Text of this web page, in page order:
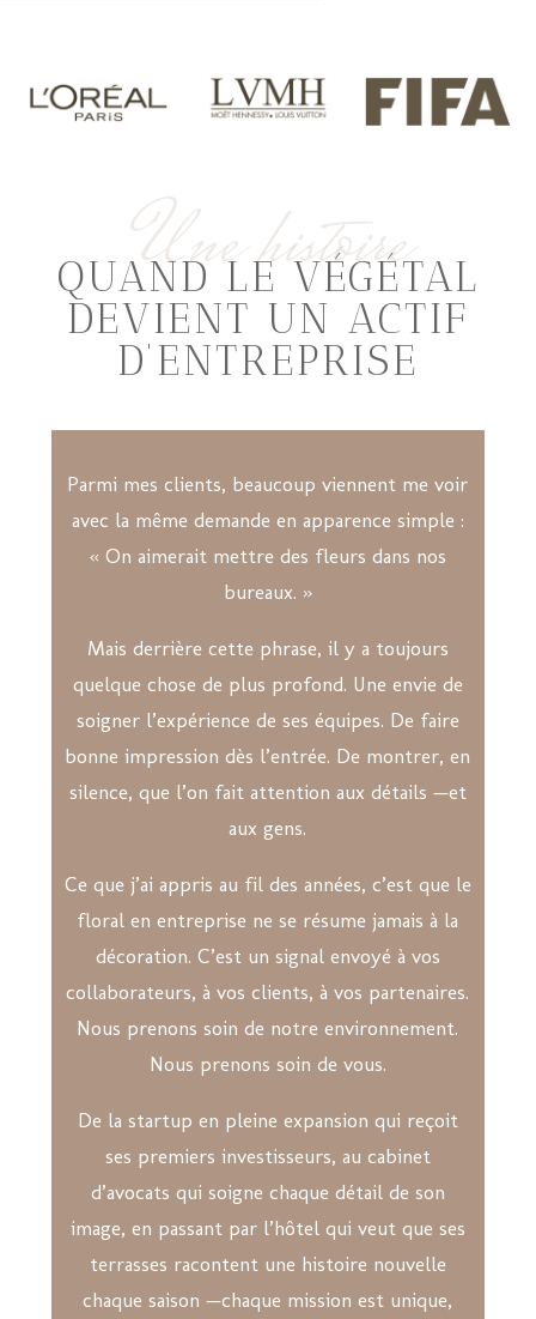
Une histoire
QUAND LE VÉGÉTAL
DEVIENT UN ACTIF
D’ENTREPRISE
Parmi mes clients, beaucoup viennent me voir
avec la même demande en apparence simple :
« On aimerait mettre des fleurs dans nos
bureaux. »
Mais derrière cette phrase, il y a toujours
quelque chose de plus profond. Une envie de
soigner l’expérience de ses équipes. De faire
bonne impression dès l’entrée. De montrer, en
silence, que l’on fait attention aux détails —et
aux gens.
Ce que j’ai appris au fil des années, c’est que le
floral en entreprise ne se résume jamais à la
décoration. C’est un signal envoyé à vos
collaborateurs, à vos clients, à vos partenaires.
Nous prenons soin de notre environnement.
Nous prenons soin de vous.
De la startup en pleine expansion qui reçoit
ses premiers investisseurs, au cabinet
d’avocats qui soigne chaque détail de son
image, en passant par l’hôtel qui veut que ses
terrasses racontent une histoire nouvelle
chaque saison —chaque mission est unique,